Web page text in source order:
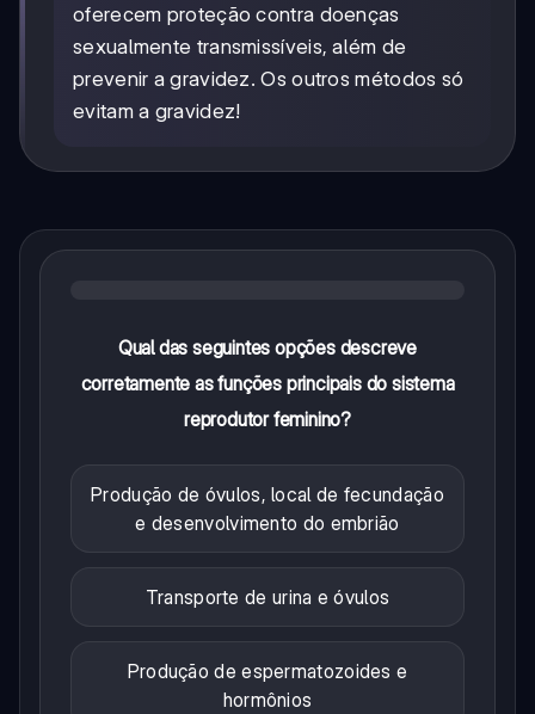
oferecem proteção contra doenças
sexualmente transmissíveis, além de
prevenir a gravidez. Os outros métodos só
evitam a gravidez!
Qual das seguintes opções descreve
corretamente as funções principais do sistema
reprodutor feminino?
Produção de óvulos, local de fecundação
e desenvolvimento do embrião
Transporte de urina e óvulos
Produção de espermatozoides e
hormônios